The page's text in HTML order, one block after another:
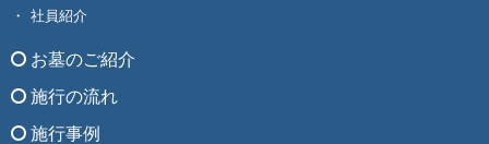
社員紹介
お墓のご紹介
施行の流れ
施行事例